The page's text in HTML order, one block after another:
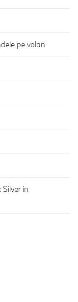
pe volan
in